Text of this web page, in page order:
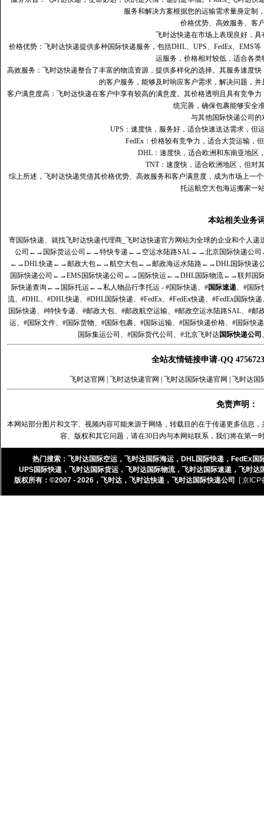
服务和解决方案根据您的运输需求量身定制
价格优势、高效服务、客
飞时达快递在市场上表现良好，
价格优势：飞时达快递提供多种国际快递服务，包括DHL、UPS、FedEx、EMS
运服务，价格相对较低，适合各
高效服务：飞时达快递整合了丰富的物流资源，提供多样化的选择。其服务速度
的客户服务，能够及时响应客户需求，解决问题，
客户满意度高‌：飞时达快递在客户中享有较高的满意度。其价格透明且具有竞争
统完善，确保包裹能够安全
与其他国际快递公司的
UPS：速度快，服务好，适合快速送达需求，但
FedEx：价格较有竞争力，适合大货运输，
DHL：速度快，适合欧洲和东南亚地区
TNT：速度快，适合欧洲地区，但对
综上所述，飞时达快递凭借其价格优势、高效服务和客户满意度，成为市场上一
托运航空大包海运搬家一
本站相关业务
寄国际快递、就找飞时达快递代理商_飞时达快递官方网站为全球的企业和个人递
公司 ←→ 国际货运公司 ←→特快专递 ←→ 空运水陆路SAL←→北京国际快递公司
←→DHL快递 ←→邮政大包←→航空大包←→邮政海运水陆路←→DHL国际快递
国际快递公司 ←→EMS国际快递公司 ←→ 国际快运←→DHL国际物流←→联邦国
际快递查询 ←→ 国际托运←→私人物品行李托运 - #国际快递、#国际速递、#国际
流、#DHL、#DHL快递、#DHL国际快递、#FedEx、#FedEx快递、#FedEx国际快
国际快递、#特快专递、#邮政大包、#邮政航空运输、#邮政空运水陆路SAL、#
运、#国际文件、#国际货物、#国际包裹、#国际运输、#国际快递价格、#国际快
国际集运公司、#国际货代公司、#北京飞时达国际快递公司
全站友情链接申请-QQ
飞时达官网 飞时达快递官网 飞时达国际快递官网 飞时达国
免责声明：
本网站部分图片和文字、视频内容可能来源于网络，转载目的在于传递更多信息
容、版权和其它问题，请在30日内与本网站联系，我们将在第一
热门搜索： 飞时达国际空运 ， 飞时达国际海运 ， DHL国际快递 ， FedEx国
UPS国际快递 ， 飞时达国际货运 ， 飞时达国际物流， 飞时达国际速递 ， 飞时达
版权所有：©2007 - 2026， 飞时达， 飞时达快递， 飞时达国际快递公司 [ 京ICP